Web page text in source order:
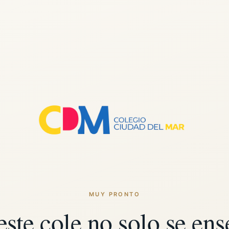
MUY PRONTO
cole no solo se